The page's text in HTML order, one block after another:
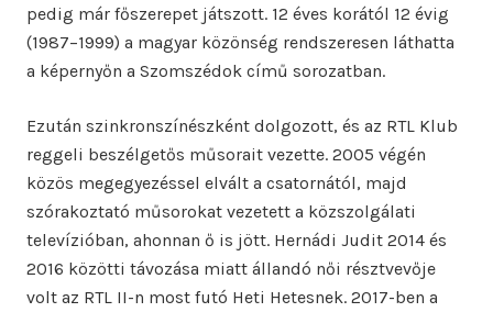
pedig már főszerepet játszott. 12 éves korától 12 évig
(1987–1999) a magyar közönség rendszeresen láthatta
a képernyőn a Szomszédok című sorozatban.
Ezután szinkronszínészként dolgozott, és az RTL Klub
reggeli beszélgetős műsorait vezette. 2005 végén
közös megegyezéssel elvált a csatornától, majd
szórakoztató műsorokat vezetett a közszolgálati
televízióban, ahonnan ő is jött. Hernádi Judit 2014 és
2016 közötti távozása miatt állandó női résztvevője
volt az RTL II-n most futó Heti Hetesnek. 2017-ben a